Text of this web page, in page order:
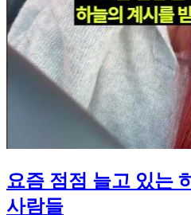
요즘 점점 늘고 있는
사람들